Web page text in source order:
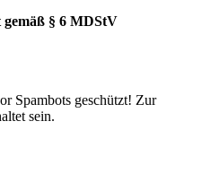
§ 6 MDStV
Spambots geschützt! Zur
sein.